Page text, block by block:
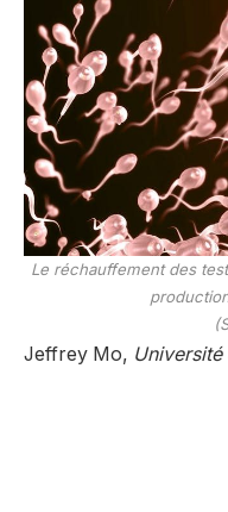
Le réchauffement des
Jeffrey Mo,